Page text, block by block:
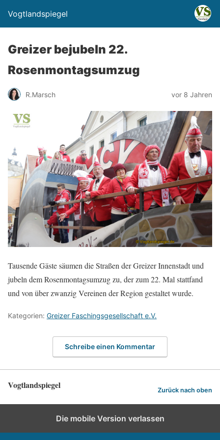
Vogtlandspiegel
Greizer bejubeln 22.
Rosenmontagsumzug
R.Marsch vor 8 Jahren
Tausende Gäste säumen die Straßen der Greizer Innenstadt und
jubeln dem Rosenmontagsumzug zu, der zum 22. Mal stattfand
und von über zwanzig Vereinen der Region gestaltet wurde.
Kategorien: Greizer Faschingsgesellschaft e.V.
Schreibe einen Kommentar
Vogtlandspiegel Zurück nach oben
Die mobile Version verlassen